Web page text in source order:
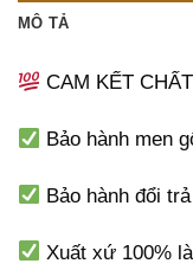
MÔ TẢ
CAM KẾT
Bảo hành men
Bảo hành đổi
Xuất xứ 100%